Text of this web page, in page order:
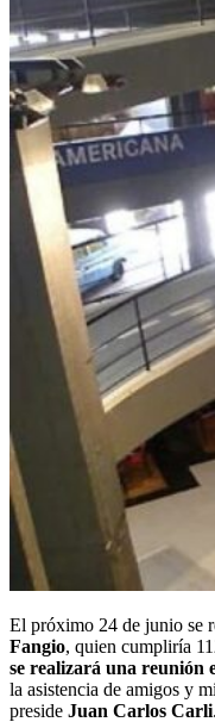
El próximo 24 de junio se
Fangio, quien cumpliría
se realizará una reunión
la asistencia de amigos y
preside Juan Carlos Carli.